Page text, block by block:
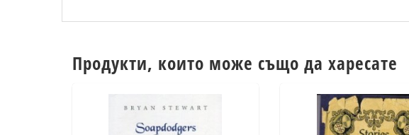
Продукти, които може също да харесате